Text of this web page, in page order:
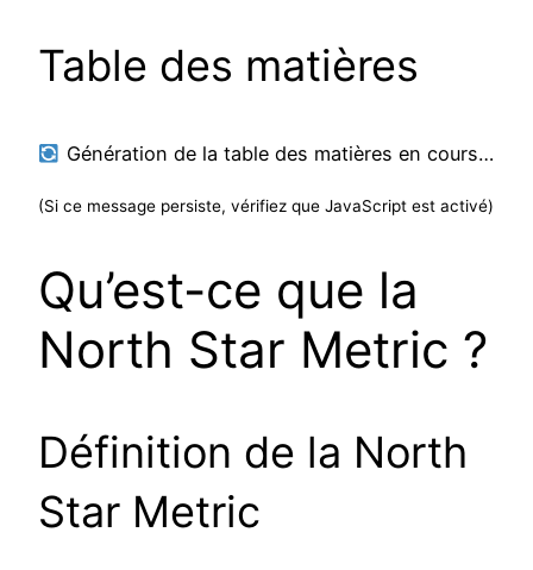
Table des matières
Génération de la table des matières en cours…
(Si ce message persiste, vérifiez que JavaScript est activé)
Qu’est-ce que la
North Star Metric ?
Définition de la North
Star Metric